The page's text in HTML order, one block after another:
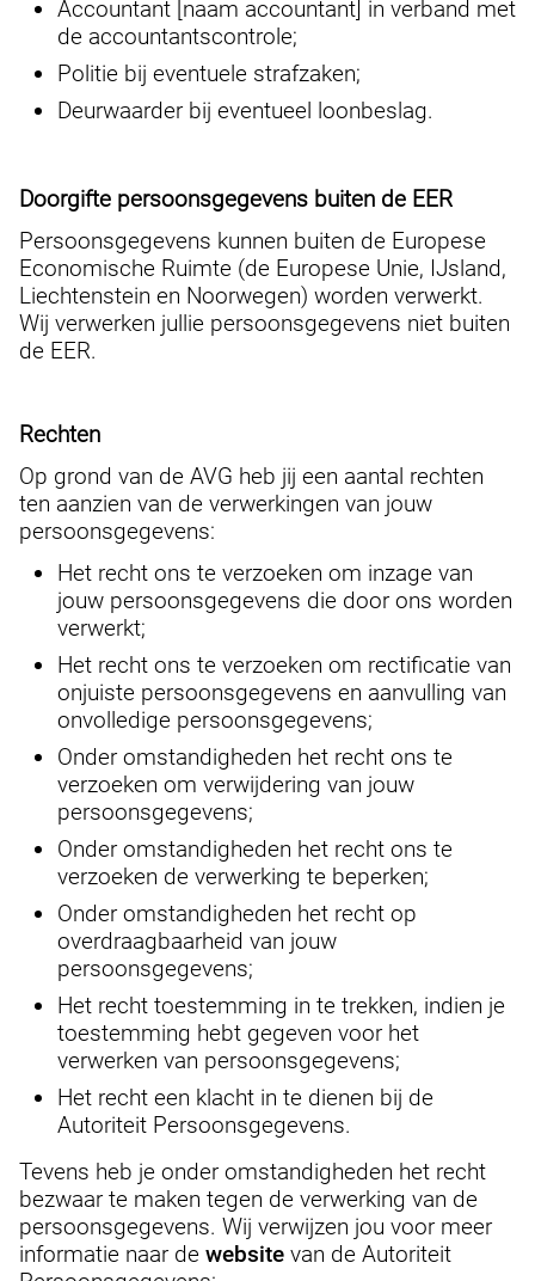
Accountant [naam accountant] in verband met
de accountantscontrole;
Politie bij eventuele strafzaken;
Deurwaarder bij eventueel loonbeslag.
Doorgifte persoonsgegevens buiten de EER
Persoonsgegevens kunnen buiten de Europese
Economische Ruimte (de Europese Unie, IJsland,
Liechtenstein en Noorwegen) worden verwerkt.
Wij verwerken jullie persoonsgegevens niet buiten
de EER.
Rechten
Op grond van de AVG heb jij een aantal rechten
ten aanzien van de verwerkingen van jouw
persoonsgegevens:
Het recht ons te verzoeken om inzage van
jouw persoonsgegevens die door ons worden
verwerkt;
Het recht ons te verzoeken om rectificatie van
onjuiste persoonsgegevens en aanvulling van
onvolledige persoonsgegevens;
Onder omstandigheden het recht ons te
verzoeken om verwijdering van jouw
persoonsgegevens;
Onder omstandigheden het recht ons te
verzoeken de verwerking te beperken;
Onder omstandigheden het recht op
overdraagbaarheid van jouw
persoonsgegevens;
Het recht toestemming in te trekken, indien je
toestemming hebt gegeven voor het
verwerken van persoonsgegevens;
Het recht een klacht in te dienen bij de
Autoriteit Persoonsgegevens.
Tevens heb je onder omstandigheden het recht
bezwaar te maken tegen de verwerking van de
persoonsgegevens. Wij verwijzen jou voor meer
informatie naar de website van de Autoriteit